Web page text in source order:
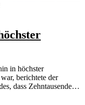
in höchster
berichtete der
dass Zehntausende…